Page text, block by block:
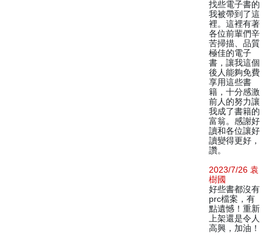
找些電子書的
我被帶到了這
裡。這裡有著
各位前輩們辛
苦掃描、品質
極佳的電子
書，讓我這個
後人能夠免費
享用這些書
籍，十分感激
前人的努力讓
我成了書籍的
富翁。感謝好
讀和各位讓好
讀變得更好，
讚。
2023/7/26 袁
樹國
好些書都沒有
prc檔案，有
點遺憾！重新
上架還是令人
高興，加油！